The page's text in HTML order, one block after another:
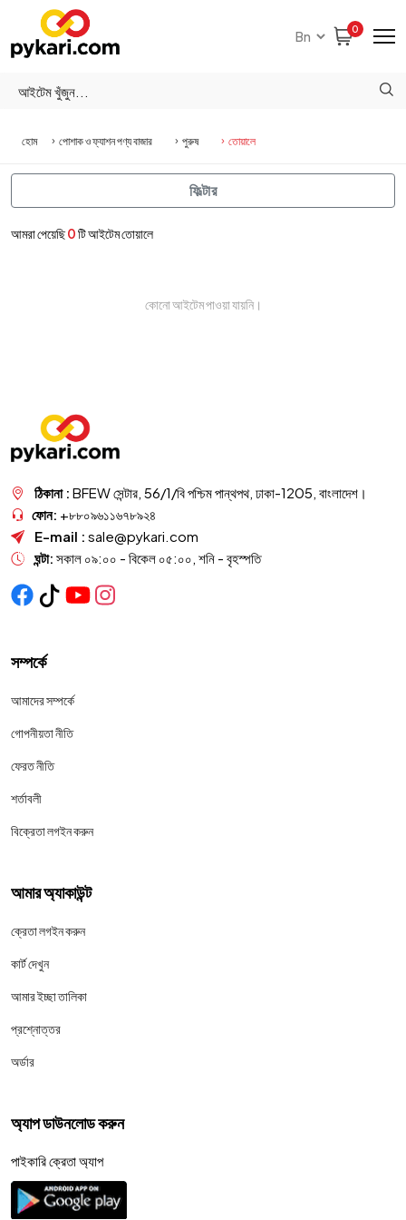
0
হোম পোশাক ও ফ্যাশন পণ্য বাজার পুরুষ তোয়ালে
আমরা পেয়েছি0টি আইটেম তোয়ালে
কোনো আইটেম পাওয়া যায়নি।
ফিল্টার
ঠিকানা : BFEW সেন্টার, 56/1/বি পশ্চিম পান্থপথ, ঢাকা-1205, বাংলাদেশ।
ফোন: +৮৮০৯৬১১৬৭৮৯২৪
E-mail : sale@pykari.com
ঘন্টা: সকাল ০৯:০০ - বিকেল ০৫:০০, শনি - বৃহস্পতি
সম্পর্কে
আমাদের সম্পর্কে
গোপনীয়তা নীতি
ফেরত নীতি
শর্তাবলী
বিক্রেতা লগইন করুন
আমার অ্যাকাউন্ট
ক্রেতা লগইন করুন
কার্ট দেখুন
আমার ইচ্ছা তালিকা
প্রশ্নোত্তর
অর্ডার
অ্যাপ ডাউনলোড করুন
পাইকারি ক্রেতা অ্যাপ